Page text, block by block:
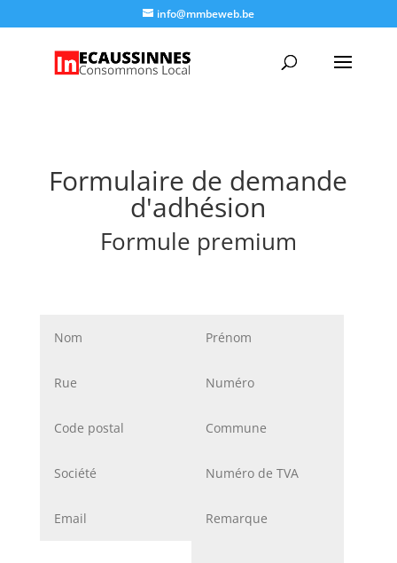
info@mmbeweb.be
Formulaire de demande
d'adhésion
Formule premium